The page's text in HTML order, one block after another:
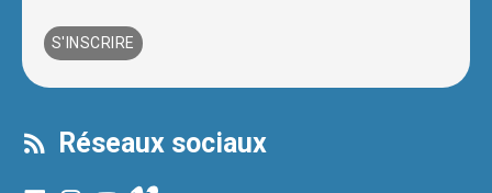
Réseaux sociaux